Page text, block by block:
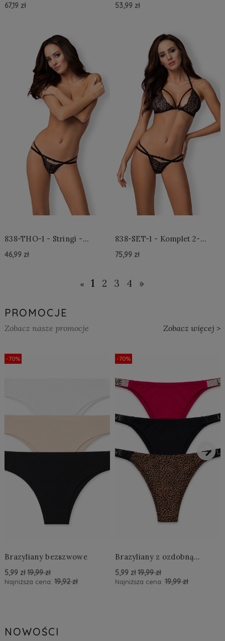
67,19 zł 53,99 zł
838-THO-1 - Stringi -
46,99 zł
838-SET-1 - Komplet 2-
75,99 zł
Do Koszyka »
« 1 2 3 4 »
PROMOCJE
Zobacz nasze promocje Zobacz więcej >
Brazyliany bezszwowe
5,99 zł 19,99 zł
Najniższa cena: 19,92 zł
-70%
Brazyliany z ozdobną
5,99 zł 19,99 zł
Najniższa cena: 19,99 zł
-70%
›
NOWOŚCI